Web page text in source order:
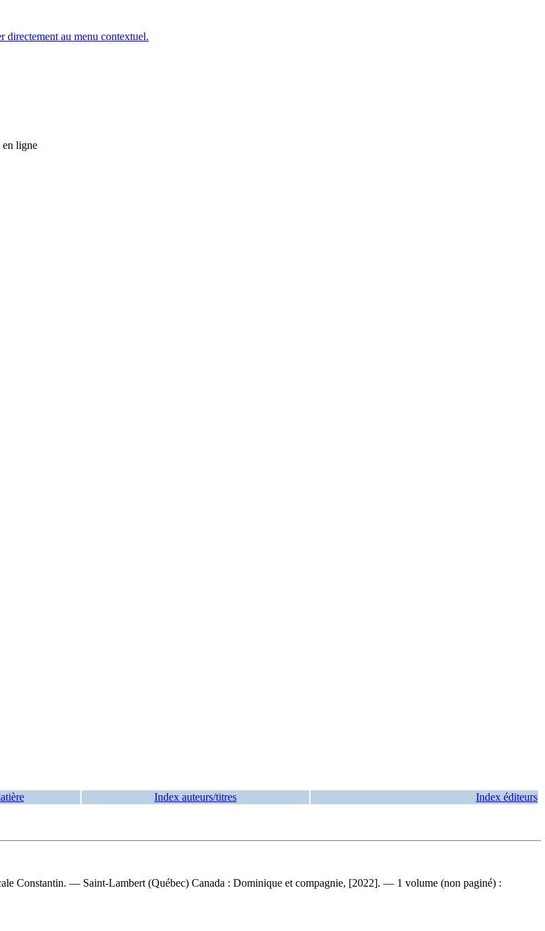
directement au menu contextuel.
en ligne
Index auteurs/titres Index éditeurs
Constantin. — Saint-Lambert (Québec) Canada : Dominique et compagnie, [2022]. — 1 volume (non paginé) :